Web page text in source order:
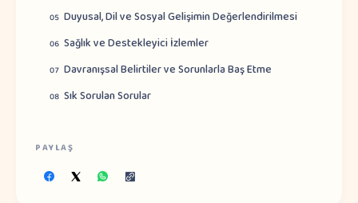
05 Duyusal, Dil ve Sosyal Gelişimin Değerlendirilmesi
06 Sağlık ve Destekleyici İzlemler
07 Davranışsal Belirtiler ve Sorunlarla Baş Etme
08 Sık Sorulan Sorular
PAYLAŞ